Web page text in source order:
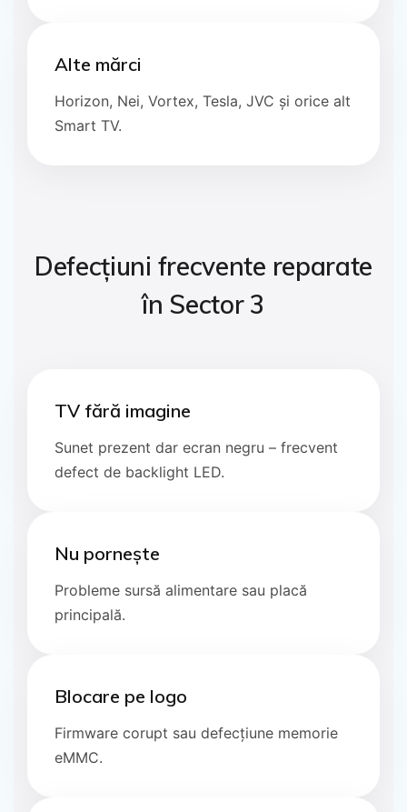
Alte mărci
Horizon, Nei, Vortex, Tesla, JVC și orice alt
Smart TV.
Defecțiuni frecvente reparate
în Sector 3
TV fără imagine
Sunet prezent dar ecran negru – frecvent
defect de backlight LED.
Nu pornește
Probleme sursă alimentare sau placă
principală.
Blocare pe logo
Firmware corupt sau defecțiune memorie
eMMC.